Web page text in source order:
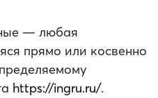
— любая
прямо или косвенно
https://ingru.ru/.